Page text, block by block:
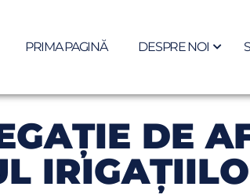
PRIMA PAGINĂ DESPRE NOI
DE